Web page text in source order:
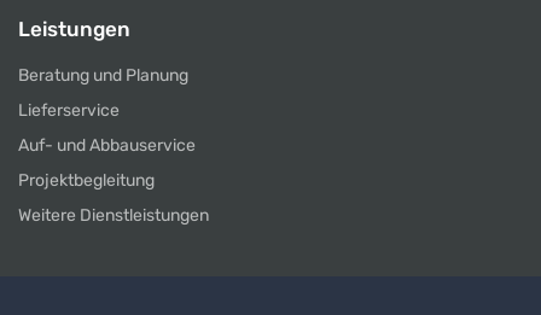
Leistungen
Beratung und Planung
Lieferservice
Auf- und Abbauservice
Projektbegleitung
Weitere Dienstleistungen